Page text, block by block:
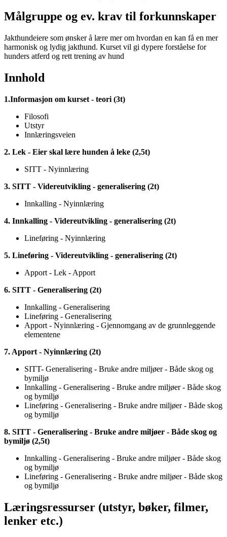
Målgruppe og ev. krav til forkunnskaper
Jakthundeiere som ønsker å lære mer om hvordan en kan få en mer
harmonisk og lydig jakthund. Kurset vil gi dypere forståelse for
hunders atferd og rett trening av hund
Innhold
1.Informasjon om kurset - teori (3t)
Filosofi
Utstyr
Innlæringsveien
2. Lek - Eier skal lære hunden å leke (2,5t)
SITT - Nyinnlæring
3. SITT - Videreutvikling - generalisering (2t)
Innkalling - Nyinnlæring
4. Innkalling - Videreutvikling - generalisering (2t)
Lineføring - Nyinnlæring
5. Lineføring - Videreutvikling - generalisering (2t)
Apport - Lek - Apport
6. SITT - Generalisering (2t)
Innkalling - Generalisering
Lineføring - Generalisering
Apport - Nyinnlæring - Gjennomgang av de grunnleggende
elementene
7. Apport - Nyinnlæring (2t)
SITT- Generalisering - Bruke andre miljøer - Både skog og
bymiljø
Innkalling - Generalisering - Bruke andre miljøer - Både skog
og bymiljø
Lineføring - Generalisering - Bruke andre miljøer - Både skog
og bymiljø
8. SITT - Generalisering - Bruke andre miljøer - Både skog og
bymiljø (2,5t)
Innkalling - Generalisering - Bruke andre miljøer - Både skog
og bymiljø
Lineføring - Generalisering - Bruke andre miljøer - Både skog
og bymiljø
Læringsressurser (utstyr, bøker, filmer,
lenker etc.)